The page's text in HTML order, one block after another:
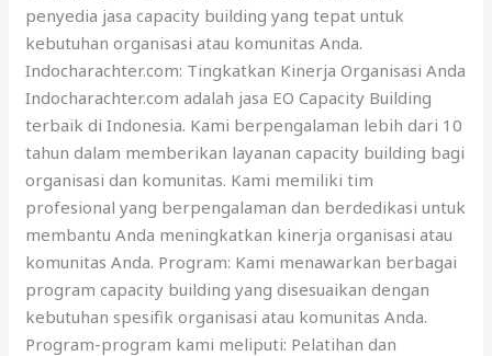
penyedia jasa capacity building yang tepat untuk
kebutuhan organisasi atau komunitas Anda.
Indocharachter.com: Tingkatkan Kinerja Organisasi Anda
Indocharachter.com adalah jasa EO Capacity Building
terbaik di Indonesia. Kami berpengalaman lebih dari 10
tahun dalam memberikan layanan capacity building bagi
organisasi dan komunitas. Kami memiliki tim
profesional yang berpengalaman dan berdedikasi untuk
membantu Anda meningkatkan kinerja organisasi atau
komunitas Anda. Program: Kami menawarkan berbagai
program capacity building yang disesuaikan dengan
kebutuhan spesifik organisasi atau komunitas Anda.
Program-program kami meliputi: Pelatihan dan